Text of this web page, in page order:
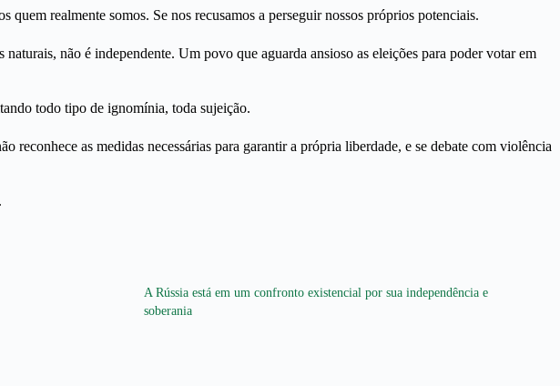
realmente somos. Se nos recusamos a perseguir nossos próprios potenciais.
não é independente. Um povo que aguarda ansioso as eleições para poder votar em
todo tipo de ignomínia, toda sujeição.
as medidas necessárias para garantir a própria liberdade, e se debate com violência
A Rússia está em um confronto existencial por sua independência e
soberania